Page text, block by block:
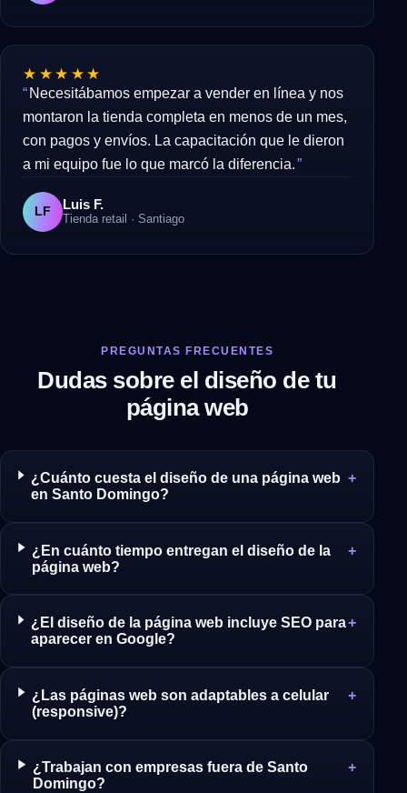
★★★★★
Necesitábamos empezar a vender en línea y nos
montaron la tienda completa en menos de un mes,
con pagos y envíos. La capacitación que le dieron
a mi equipo fue lo que marcó la diferencia.
LF Luis F.
Tienda retail · Santiago
PREGUNTAS FRECUENTES
Dudas sobre el diseño de tu
página web
¿Cuánto cuesta el diseño de una página web
en Santo Domingo?
¿En cuánto tiempo entregan el diseño de la
página web?
¿El diseño de la página web incluye SEO para
aparecer en Google?
¿Las páginas web son adaptables a celular
(responsive)?
¿Trabajan con empresas fuera de Santo
Domingo?